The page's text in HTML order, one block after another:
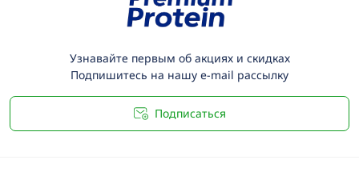
Узнавайте первым об акциях и скидках
Подпишитесь на нашу e-mail рассылку
Подписаться